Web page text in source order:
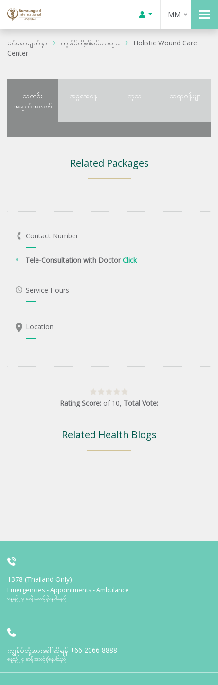
MM
ပင်မစာမျက်နှာ ကျွန်ုပ်တို့၏စင်တာများ
Holistic Wound Care
Center
သတင်း
အချက်အလက်
အခွအေနေ ကုသ ဆရာဝန်မျာ
Related Packages
Contact Number
Tele-Consultation with DoctorClick
Service Hours
Location
Rating Score: of 10, Total Vote:
Related Health Blogs
1378 (Thailand Only)
Emergencies - Appointments - Ambulance
နေ့စဉ် ၂၄ နာရီ အသင့်ရှိနေပါသည်။
ကျွန်ုပ်တို့အားခေါ်ဆိုရန် +66 2066 8888
နေ့စဉ် ၂၄ နာရီ အသင့်ရှိနေပါသည်။